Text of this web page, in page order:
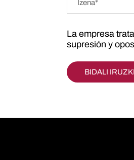
La empresa
supresión y